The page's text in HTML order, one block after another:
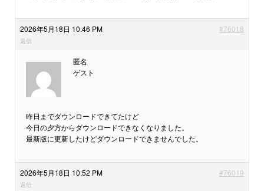
2026年5月18日 10:46 PM #76018
返信
匿名
ゲスト
昨日までダウンロードできてたけど
今日の夕方からダウンロードできなくなりました。
最新版に更新したけどダウンロードできませんでした。
2026年5月18日 10:52 PM #76019
返信